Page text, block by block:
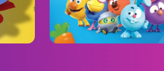
Ми-ми-мишки